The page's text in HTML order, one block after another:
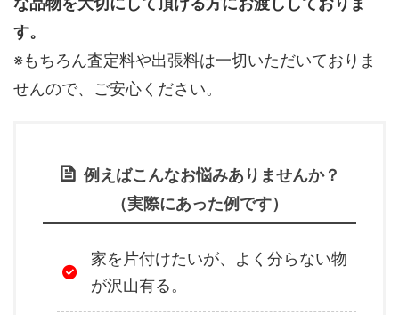
す。
※もちろん査定料や出張料は一切いただいておりま
せんので、ご安心ください。
例えばこんなお悩みありませんか？
（実際にあった例です）
家を片付けたいが、よく分らない物
が沢山有る。